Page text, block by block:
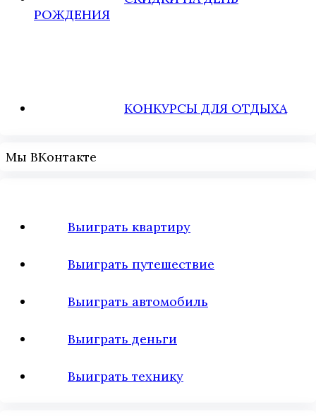
РОЖДЕНИЯ
КОНКУРСЫ ДЛЯ ОТДЫХА
Мы ВКонтакте
Выиграть квартиру
Выиграть путешествие
Выиграть автомобиль
Выиграть деньги
Выиграть технику